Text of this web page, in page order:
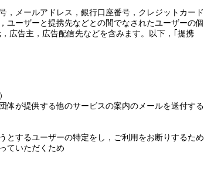
，メールアドレス，銀行口座番号，クレジットカード
ユーザーと提携先などとの間でなされたユーザーの個
広告主，広告配信先などを含みます。以下，｢提携
体が提供する他のサービスの案内のメールを送付する
とするユーザーの特定をし，ご利用をお断りするため
ていただくため